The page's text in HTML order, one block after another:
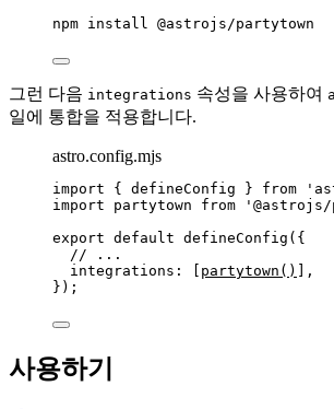
npm install @astrojs/partytown
그런 다음 integrations 속성을 사용하여
일에 통합을 적용합니다.
astro.config.mjs
import { defineConfig } from '
import partytown from '
export default defineConfig ({
// ...
integrations: [ partytown ()
],
});
사용하기